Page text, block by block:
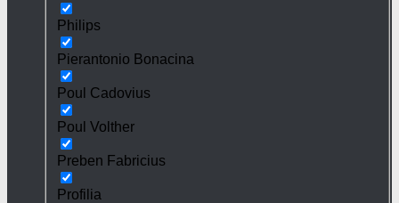
Philips
Pierantonio Bonacina
Poul Cadovius
Poul Volther
Preben Fabricius
Profilia